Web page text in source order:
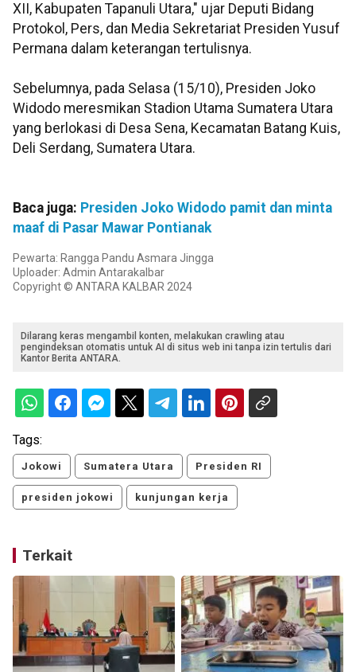
XII, Kabupaten Tapanuli Utara," ujar Deputi Bidang
Protokol, Pers, dan Media Sekretariat Presiden Yusuf
Permana dalam keterangan tertulisnya.
Sebelumnya, pada Selasa (15/10), Presiden Joko
Widodo meresmikan Stadion Utama Sumatera Utara
yang berlokasi di Desa Sena, Kecamatan Batang Kuis,
Deli Serdang, Sumatera Utara.
Baca juga: Presiden Joko Widodo pamit dan minta
maaf di Pasar Mawar Pontianak
Pewarta: Rangga Pandu Asmara Jingga
Uploader: Admin Antarakalbar
Copyright © ANTARA KALBAR 2024
Dilarang keras mengambil konten, melakukan crawling atau
pengindeksan otomatis untuk AI di situs web ini tanpa izin tertulis dari
Kantor Berita ANTARA.
Tags:
Jokowi Sumatera Utara Presiden RI
presiden jokowi kunjungan kerja
Terkait